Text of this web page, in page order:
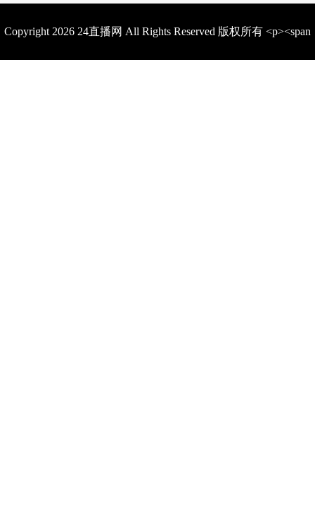
Copyright 2026 24直播网 All Rights Reserved 版权所有 <p><span